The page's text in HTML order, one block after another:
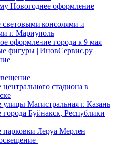
Новогоднее оформление
консолями и
г. Мариуполь
оформление города к 9 мая
фигуры | ИновСервис.ру
стадиона в
Магистральная г. Казань
Буйнакск, Республики
парковки Леруа Мерлен